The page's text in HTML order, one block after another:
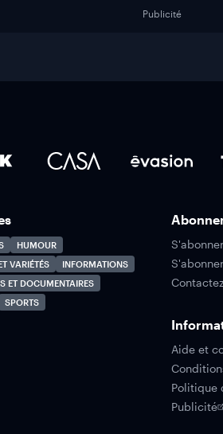
Publicité
HUMOUR
VARIÉTÉS
INFORMATIONS
ET DOCUMENTAIRES
SPORTS
Aide et
Politique
Publicité